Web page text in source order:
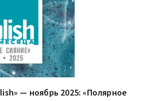
— ноябрь 2025: «Полярное